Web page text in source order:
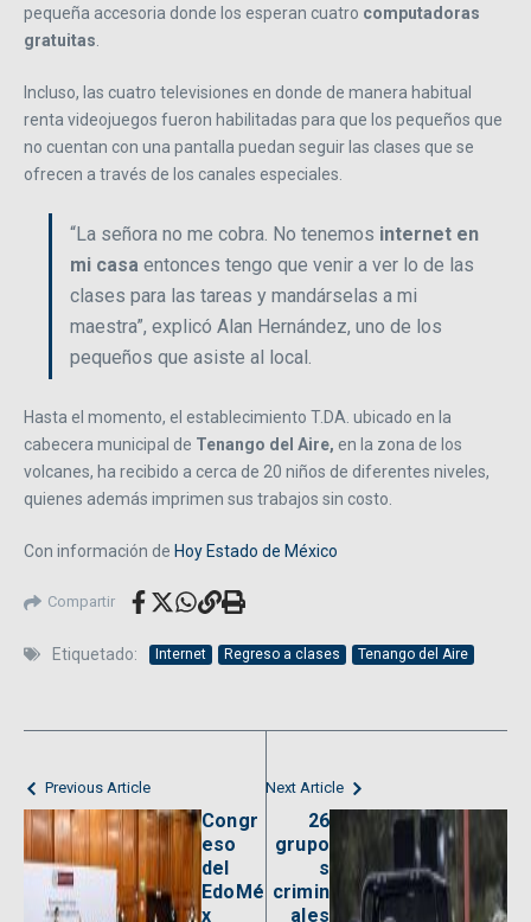
pequeña accesoria donde los esperan cuatro computadoras
gratuitas.
Incluso, las cuatro televisiones en donde de manera habitual
renta videojuegos fueron habilitadas para que los pequeños que
no cuentan con una pantalla puedan seguir las clases que se
ofrecen a través de los canales especiales.
“La señora no me cobra. No tenemos internet en
mi casa entonces tengo que venir a ver lo de las
clases para las tareas y mandárselas a mi
maestra”, explicó Alan Hernández, uno de los
pequeños que asiste al local.
Hasta el momento, el establecimiento T.DA. ubicado en la
cabecera municipal de Tenango del Aire, en la zona de los
volcanes, ha recibido a cerca de 20 niños de diferentes niveles,
quienes además imprimen sus trabajos sin costo.
Con información de Hoy Estado de México
Compartir
Etiquetado: Internet Regreso a clases Tenango del Aire
Previous Article
Congr
eso
del
EdoMé
x
Next Article
26
grupo
s
crimin
ales